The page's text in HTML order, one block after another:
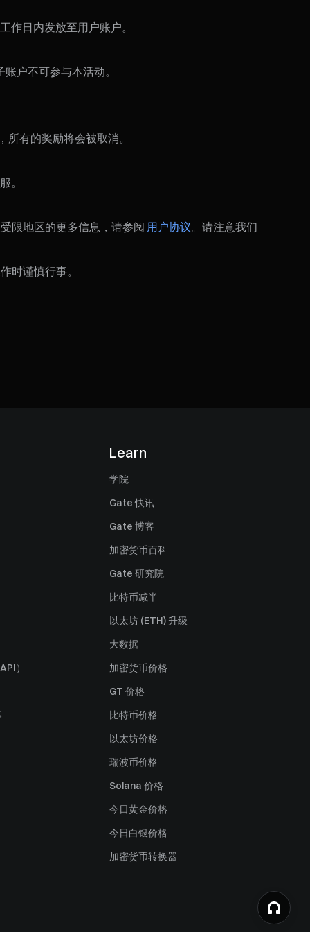
作日内发放至用户账户。
户不可参与本活动。
有的奖励将会被取消。
。
限地区的更多信息，请参阅 用户协议。请注意我们
时谨慎行事。
）
Learn
学院
Gate 快讯
Gate 博客
加密货币百科
Gate 研究院
比特币减半
以太坊 (ETH) 升级
大数据
加密货币价格
GT 价格
比特币价格
以太坊价格
瑞波币价格
Solana 价格
今日黄金价格
今日白银价格
加密货币转换器